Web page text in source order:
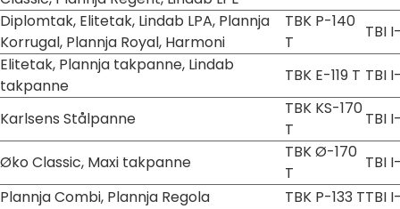
Diplomtak, Elitetak, Lindab LPA, Plannja
Korrugal, Plannja Royal, Harmoni
TBK P-140
T
TBI
Elitetak, Plannja takpanne, Lindab
takpanne
TBK E-119 T TBI
Karlsens Stålpanne
TBK KS-170
T
TBI
Øko Classic, Maxi takpanne
TBK Ø-170
T
TBI
Plannja Combi, Plannja Regola
TBK P-133 TTBI